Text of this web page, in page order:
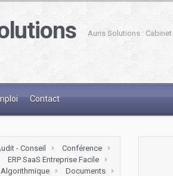
Auris Solutions :
Contact
- Conseil
Conférence
ERP SaaS Entreprise Facile
Algorithmique
Documents